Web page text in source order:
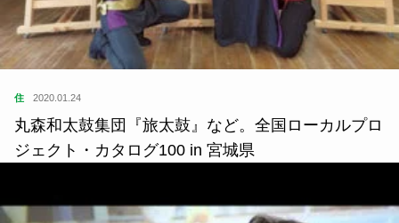
学 2023.07.04
ている理由